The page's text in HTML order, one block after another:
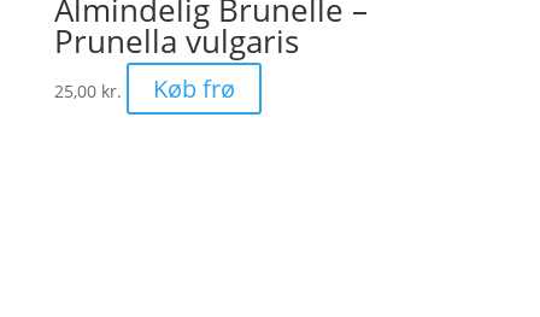
Almindelig Brunelle –
Prunella vulgaris
25,00 kr. Køb frø